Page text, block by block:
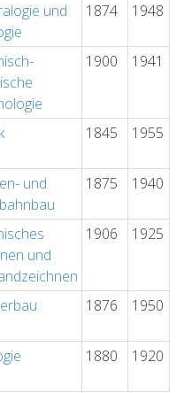
und
1874 1948
1900 1941
1845 1955
und
1875 1940
und
1906 1925
1876 1950
1880 1920